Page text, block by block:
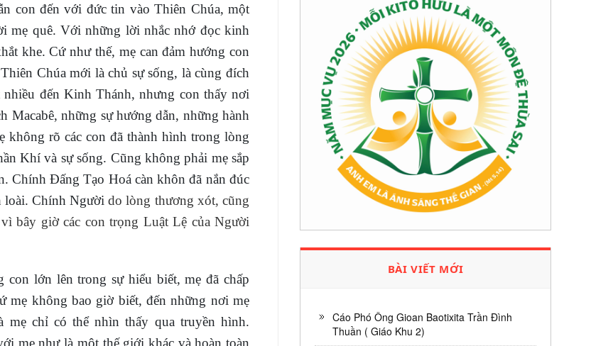
con đến với đức tin vào Thiên Chúa, một
mẹ quê. Với những lời nhắc nhớ đọc kinh
khe. Cứ như thế, mẹ can đảm hướng con
Chúa mới là chủ sự sống, là cùng đích
đến Kinh Thánh, nhưng con thấy nơi
Macabê, những sự hướng dẫn, những hành
không rõ các con đã thành hình trong lòng
Khí và sự sống. Cũng không phải mẹ sắp
Chính Đấng Tạo Hoá càn khôn đã nắn đúc
loài. Chính Người do lòng thương xót, cũng
bây giờ các con trọng Luật Lệ của Người
lớn lên trong sự hiểu biết, mẹ đã chấp
mẹ không bao giờ biết, đến những nơi mẹ
mẹ chỉ có thể nhìn thấy qua truyền hình.
mẹ như là một thế giới khác và hoàn toàn
BÀI VIẾT MỚI
Cáo Phó Ông Gioan Baotixita Trần Đình
Thuần ( Giáo Khu 2)